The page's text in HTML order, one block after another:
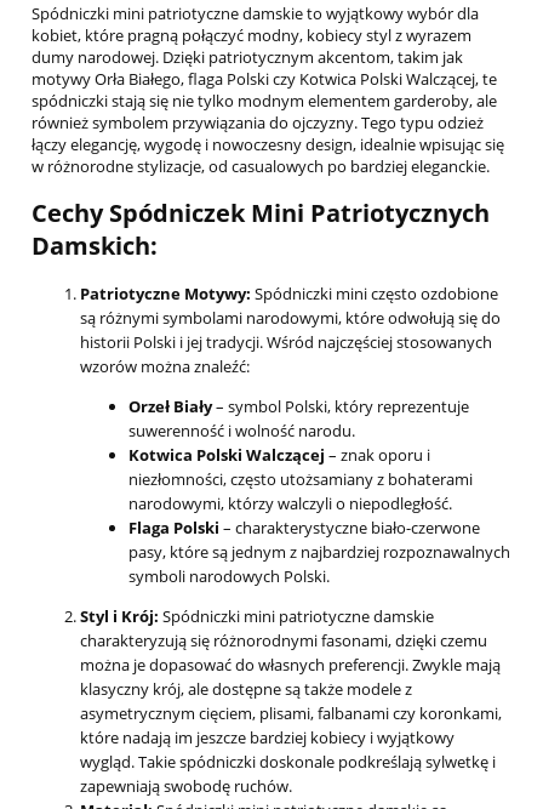
Spódniczki mini patriotyczne damskie to wyjątkowy wybór dla
kobiet, które pragną połączyć modny, kobiecy styl z wyrazem
dumy narodowej. Dzięki patriotycznym akcentom, takim jak
motywy Orła Białego, flaga Polski czy Kotwica Polski Walczącej, te
spódniczki stają się nie tylko modnym elementem garderoby, ale
również symbolem przywiązania do ojczyzny. Tego typu odzież
łączy elegancję, wygodę i nowoczesny design, idealnie wpisując się
w różnorodne stylizacje, od casualowych po bardziej eleganckie.
Cechy Spódniczek Mini Patriotycznych
Damskich:
Patriotyczne Motywy: Spódniczki mini często ozdobione
są różnymi symbolami narodowymi, które odwołują się do
historii Polski i jej tradycji. Wśród najczęściej stosowanych
wzorów można znaleźć:
Orzeł Biały– symbol Polski, który reprezentuje
suwerenność i wolność narodu.
Kotwica Polski Walczącej – znak oporu i
niezłomności, często utożsamiany z bohaterami
narodowymi, którzy walczyli o niepodległość.
Flaga Polski – charakterystyczne biało-czerwone
pasy, które są jednym z najbardziej rozpoznawalnych
symboli narodowych Polski.
Styl i Krój: Spódniczki mini patriotyczne damskie
charakteryzują się różnorodnymi fasonami, dzięki czemu
można je dopasować do własnych preferencji. Zwykle mają
klasyczny krój, ale dostępne są także modele z
asymetrycznym cięciem, plisami, falbanami czy koronkami,
które nadają im jeszcze bardziej kobiecy i wyjątkowy
wygląd. Takie spódniczki doskonale podkreślają sylwetkę i
zapewniają swobodę ruchów.